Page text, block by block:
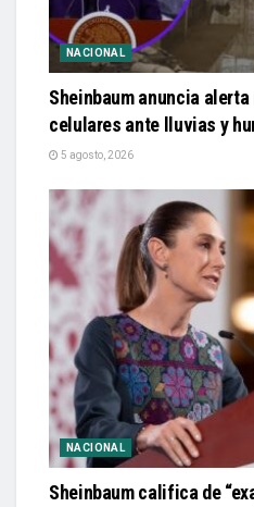
NACIONAL
Sheinbaum anuncia
celulares ante lluvias y
5 agosto, 2026
NACIONAL
Sheinbaum califica de